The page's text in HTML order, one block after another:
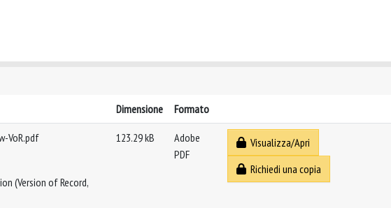
Dimensione Formato
VoR.pdf
(Version of Record,
123.29 kB
Adobe
PDF
Visualizza/Apri
Richiedi una copia